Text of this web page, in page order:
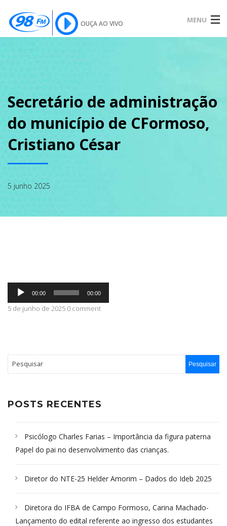
OUÇA AO VIVO MENU
SOBRE
CONTATO
Secretário de administração
do município de CFormoso,
Cristiano César
5 junho 2025
Tocador
áudio
00:00 00:00
5 de junho de 2025 0 comment
POSTS RECENTES
Psicólogo Charles Farias – Importância da figura paterna
Papel do pai no desenvolvimento das crianças.
Diretor do NTE-25 Helder Amorim – Dados do Ideb 2025
Diretora do IFBA de Campo Formoso, Carina Machado-
Lançamento do edital referente ao ingresso dos estudantes